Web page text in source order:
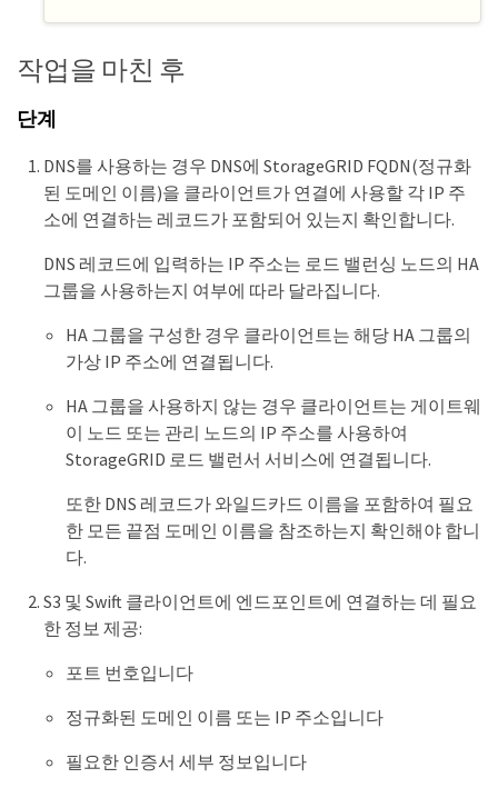
작업을 마친 후
단계
DNS를 사용하는 경우 DNS에 StorageGRID FQDN(정규화
된 도메인 이름)을 클라이언트가 연결에 사용할 각 IP 주
소에 연결하는 레코드가 포함되어 있는지 확인합니다.
DNS 레코드에 입력하는 IP 주소는 로드 밸런싱 노드의 HA
그룹을 사용하는지 여부에 따라 달라집니다.
HA 그룹을 구성한 경우 클라이언트는 해당 HA 그룹의
가상 IP 주소에 연결됩니다.
HA 그룹을 사용하지 않는 경우 클라이언트는 게이트웨
이 노드 또는 관리 노드의 IP 주소를 사용하여
StorageGRID 로드 밸런서 서비스에 연결됩니다.
또한 DNS 레코드가 와일드카드 이름을 포함하여 필요
한 모든 끝점 도메인 이름을 참조하는지 확인해야 합니
다.
S3 및 Swift 클라이언트에 엔드포인트에 연결하는 데 필요
한 정보 제공:
포트 번호입니다
정규화된 도메인 이름 또는 IP 주소입니다
필요한 인증서 세부 정보입니다